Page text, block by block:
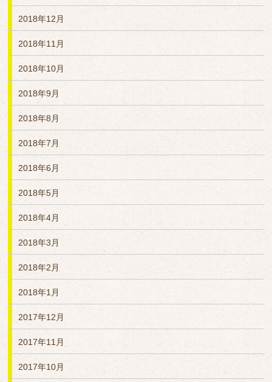
2018年12月
2018年11月
2018年10月
2018年9月
2018年8月
2018年7月
2018年6月
2018年5月
2018年4月
2018年3月
2018年2月
2018年1月
2017年12月
2017年11月
2017年10月